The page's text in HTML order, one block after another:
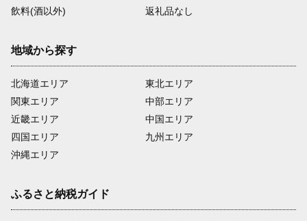
飲料(酒以外)
返礼品なし
地域から探す
北海道エリア
関東エリア
近畿エリア
四国エリア
沖縄エリア
東北エリア
中部エリア
中国エリア
九州エリア
ふるさと納税ガイド